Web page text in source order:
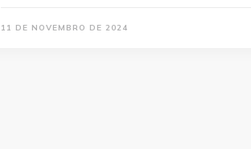
11 DE NOVEMBRO DE 2024